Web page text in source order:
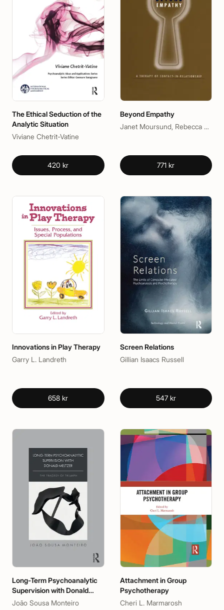
The Ethical Seduction of the
Analytic Situation
Viviane Chetrit-Vatine
420 kr
Beyond Empathy
Janet Moursund, Rebecca Trautmann, Richard Erskine
771 kr
Innovations in Play Therapy
Garry L. Landreth
658 kr
Screen Relations
Gillian Isaacs Russell
547 kr
Long-Term Psychoanalytic
Supervision with Donald
Meltzer
João Sousa Monteiro
Attachment in Group
Psychotherapy
Cheri L. Marmarosh